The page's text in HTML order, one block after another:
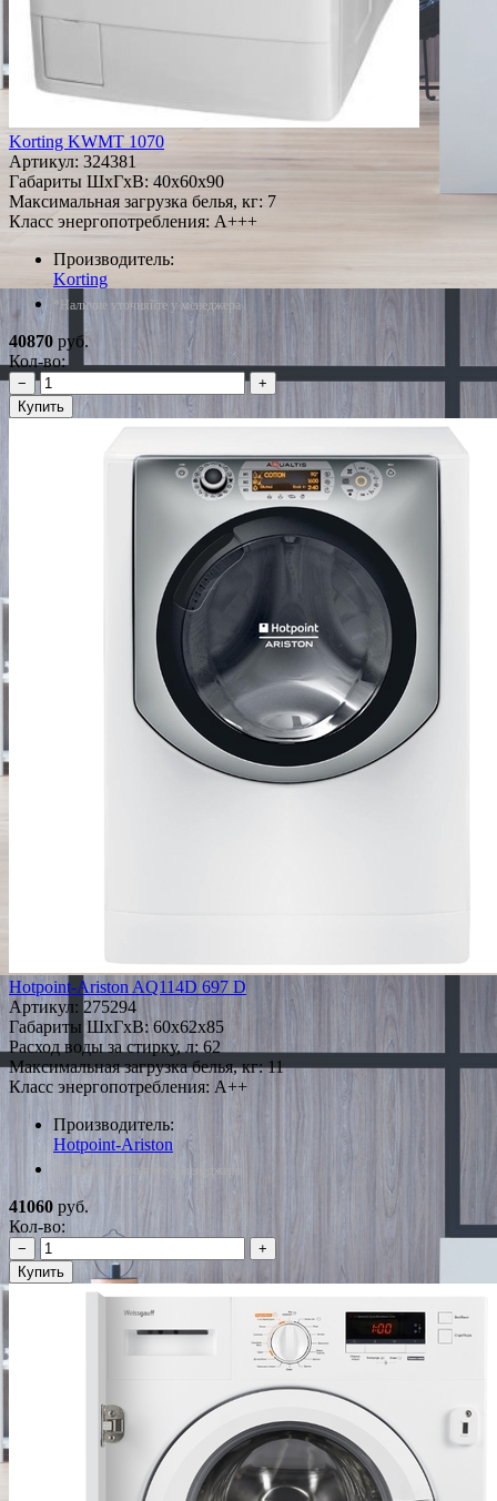
Korting KWMT 1070
Артикул: 324381
Габариты ШxГxВ: 40x60x90
Максимальная загрузка белья, кг: 7
Класс энергопотребления: A+++
Производитель:
Korting
*Наличие уточняйте у менеджера
40870 руб.
Кол-во:
−
+
Купить
Hotpoint-Ariston AQ114D 697 D
Артикул: 275294
Габариты ШxГxВ: 60x62x85
Расход воды за стирку, л: 62
Максимальная загрузка белья, кг: 11
Класс энергопотребления: A++
Производитель:
Hotpoint-Ariston
*Наличие уточняйте у менеджера
41060 руб.
Кол-во:
−
+
Купить